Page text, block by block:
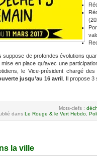
suppose de profondes évolutions
en place qu’avec une
le Vice-président chargé
jusqu’au 16 avril . Il propose
Mots-clefs :
dans Le Rouge & le Vert Hebdo
la ville